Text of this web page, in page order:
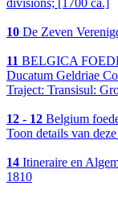
divisions; [1700 ca.]
10 De Zeven
11 BELGICA
Ducatum Geldriae
Traject: Transisul:
12 - 12 Belgium
Toon details van
14 Itineraire en
1810